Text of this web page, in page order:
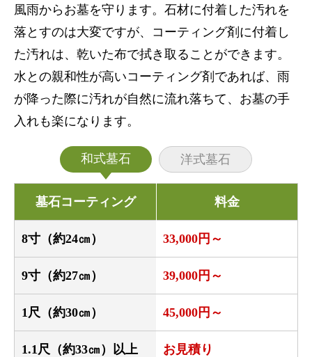
風雨からお墓を守ります。石材に付着した汚れを
落とすのは大変ですが、コーティング剤に付着し
た汚れは、乾いた布で拭き取ることができます。
水との親和性が高いコーティング剤であれば、雨
が降った際に汚れが自然に流れ落ちて、お墓の手
入れも楽になります。
和式墓石 洋式墓石
墓石コーティング 料金
8寸（約24㎝） 33,000円～
9寸（約27㎝） 39,000円～
1尺（約30㎝） 45,000円～
1.1尺（約33㎝）以上 お見積り